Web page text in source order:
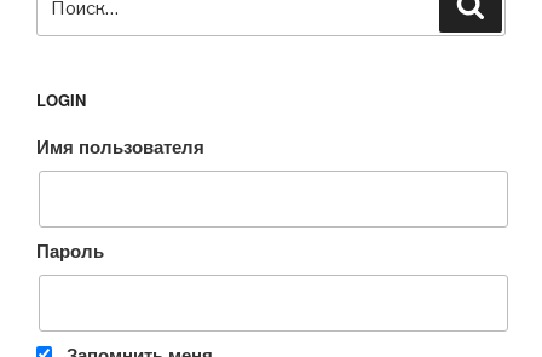
LOGIN
Имя пользователя
Пароль